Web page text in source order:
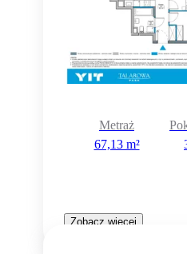
Metraż
67,13 m²
Zobacz więcej